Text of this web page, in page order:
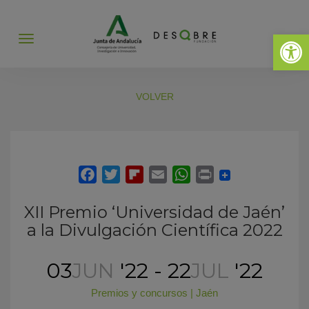
Abrir
Abrir
VOLVER
XII Premio ‘Universidad de Jaén’
a la Divulgación Científica 2022
03JUN '22 - 22JUL '22
Premios y concursos | Jaén